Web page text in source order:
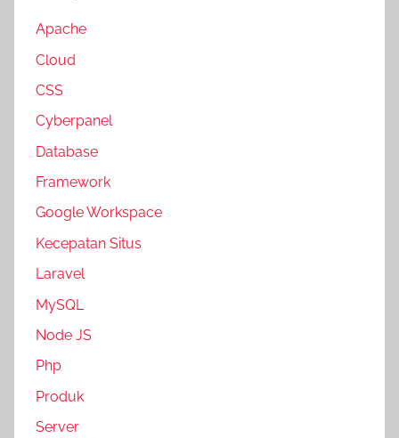
Apache
Cloud
CSS
Cyberpanel
Database
Framework
Google Workspace
Kecepatan Situs
Laravel
MySQL
Node JS
Php
Produk
Server